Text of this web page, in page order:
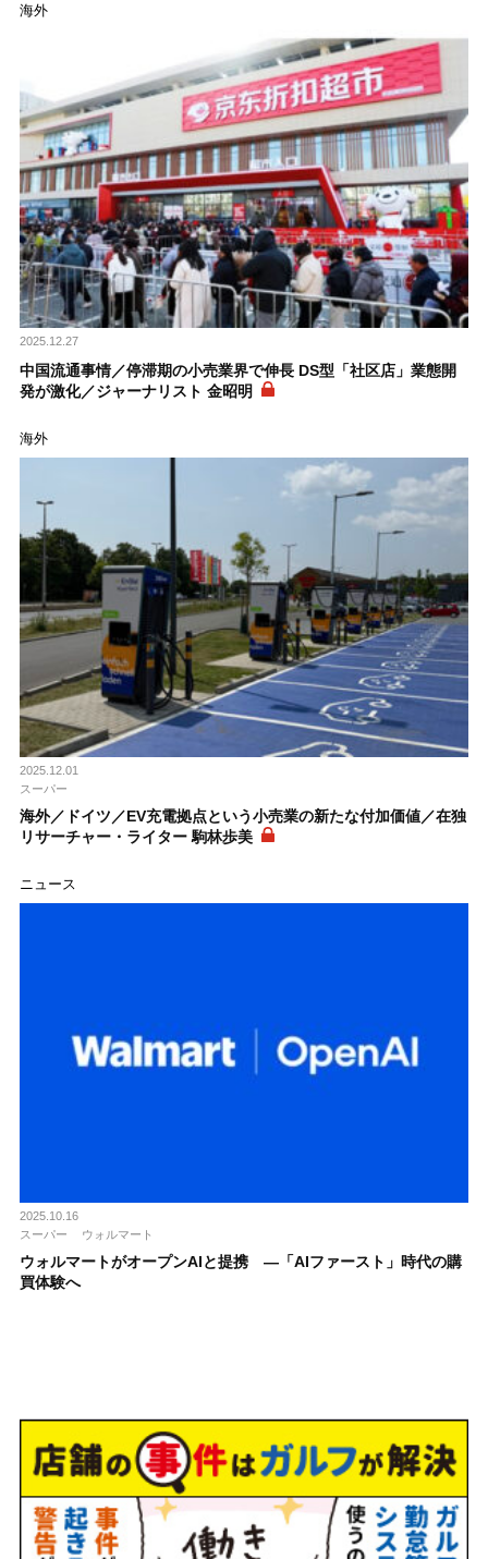
海外
2025.12.27
中国流通事情／停滞期の小売業界で伸長 DS型「社区店」業態開
発が激化／ジャーナリスト 金昭明
海外
2025.12.01
スーパー
海外／ドイツ／EV充電拠点という小売業の新たな付加価値／在独
リサーチャー・ライター 駒林歩美
ニュース
2025.10.16
スーパー
ウォルマート
ウォルマートがオープンAIと提携 ―「AIファースト」時代の購
買体験へ